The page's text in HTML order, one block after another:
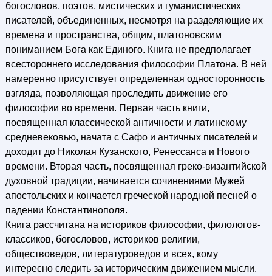
богословов, поэтов, мистических и гуманистических
писателей, объединенных, несмотря на разделяющие их
времена и пространства, общим, платоновским
пониманием Бога как Единого. Книга не предполагает
всестороннего исследования философии Платона. В ней
намеренно присутствует определенная односторонность
взгляда, позволяющая проследить движение его
философии во времени. Первая часть книги,
посвященная классической античности и латинскому
средневековью, начата с Сафо и античных писателей и
доходит до Николая Кузанского, Ренессанса и Нового
времени. Вторая часть, посвященная греко-византийской
духовной традиции, начинается сочинениями Мужей
апостольских и кончается греческой народной песней о
падении Константинополя.
Книга рассчитана на историков философии, филологов-
классиков, богословов, историков религии,
обществоведов, литературоведов и всех, кому
интересно следить за историческим движением мысли.